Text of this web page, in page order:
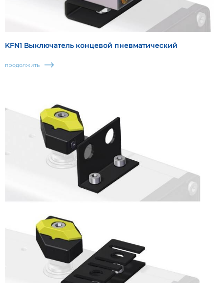
KFN1 Выключатель концевой пневматический
продолжить